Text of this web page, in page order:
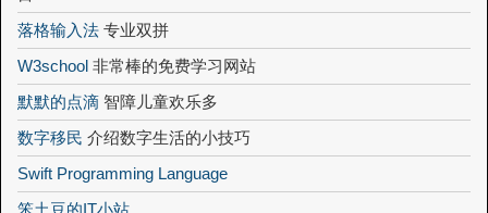
落格输入法 专业双拼
W3school 非常棒的免费学习网站
默默的点滴 智障儿童欢乐多
数字移民 介绍数字生活的小技巧
Swift Programming Language
笨土豆的IT小站